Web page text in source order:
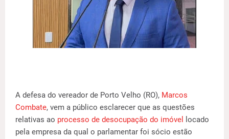
A defesa do vereador de Porto Velho (RO), Marcos
Combate, vem a público esclarecer que as questões
relativas ao processo de desocupação do imóvel
locado
pela empresa da qual o parlamentar foi sócio estão